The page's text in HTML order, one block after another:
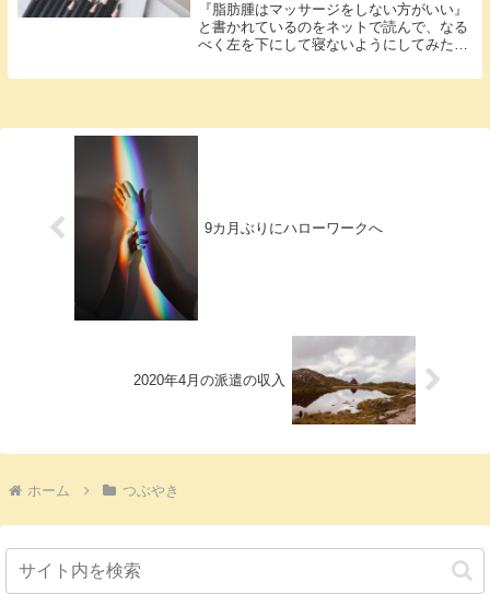
『脂肪腫はマッサージをしない方がいい』
と書かれているのをネットで読んで、なる
べく左を下にして寝ないようにしてみた
9カ月ぶりにハローワークへ
2020年4月の派遣の収入
ホーム つぶやき